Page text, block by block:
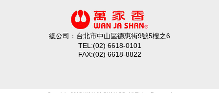
總公司：台北市中山區德惠街9號5樓之6
TEL:(02) 6618-0101
FAX:(02) 6618-8822